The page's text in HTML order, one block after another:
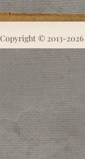
Copyright © 2013-2026